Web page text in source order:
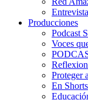
Producciones
Podcast
Voces
Proteger
En